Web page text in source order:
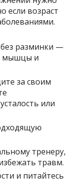
если возраст
разминки —
мышцы и
за своим
или
тренеру,
травм.
и питайтесь